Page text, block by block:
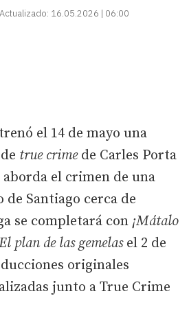
Actualizado: 16.05.2026 | 06:00
el 14 de mayo una
true crimede Carles Porta
aborda el crimen de una
Santiago cerca de
se completará con ¡Mátalo
plan de las gemelasel 2 de
originales
junto a True Crime